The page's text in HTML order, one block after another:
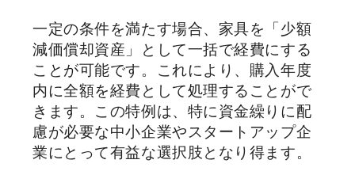
一定の条件を満たす場合、家具を「少額
減価償却資産」として一括で経費にする
ことが可能です。これにより、購入年度
内に全額を経費として処理することがで
きます。この特例は、特に資金繰りに配
慮が必要な中小企業やスタートアップ企
業にとって有益な選択肢となり得ます。